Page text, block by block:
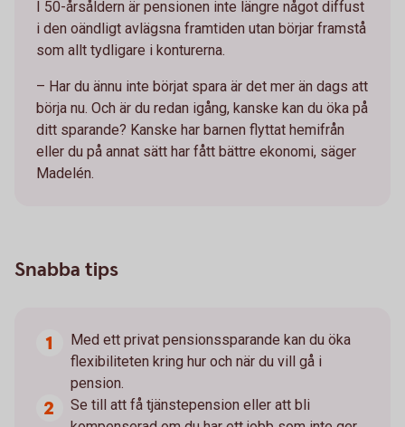
I 50-årsåldern är pensionen inte längre något diffust
i den oändligt avlägsna framtiden utan börjar framstå
som allt tydligare i konturerna.
– Har du ännu inte börjat spara är det mer än dags att
börja nu. Och är du redan igång, kanske kan du öka på
ditt sparande? Kanske har barnen flyttat hemifrån
eller du på annat sätt har fått bättre ekonomi, säger
Madelén.
Snabba tips
Med ett privat pensionssparande kan du öka
flexibiliteten kring hur och när du vill gå i
pension.
Se till att få tjänstepension eller att bli